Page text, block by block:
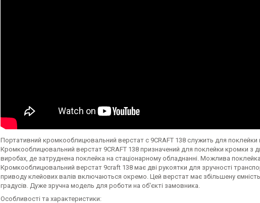
Портативний кромкооблицювальний верстат c 9CRAFT 138 служить для
Кромкооблицювальний верстат 9CRAFT 138 призначений для поклейки кромки з
виробах, де затруднена поклейка на стаціонарному обладнанні. Можлива
Кромкооблицювальний верстат 9craft 138 має дві рукоятки для зручності
приводу клейових валів включаються окремо. Цей верстат має збільшену
градусів. Дуже зручна модель для роботи на об'єкті замовника.
Особливості та характеристики: